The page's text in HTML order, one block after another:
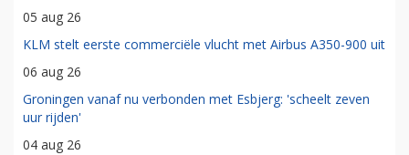
05 aug 26
KLM stelt eerste commerciële vlucht met Airbus A350-900 uit
06 aug 26
Groningen vanaf nu verbonden met Esbjerg: 'scheelt zeven
uur rijden'
04 aug 26